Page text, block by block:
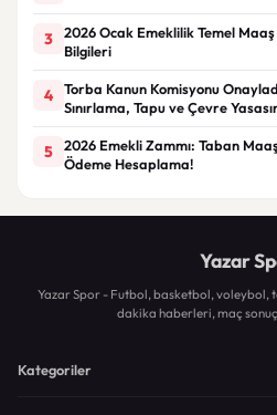
3
2026 Ocak Emeklilik Temel
Bilgileri
4
Torba Kanun Komisyonu
Sınırlama, Tapu ve Çevre
5
2026 Emekli Zammı: Taban
Ödeme Hesaplama!
Yazar
Yazar Spor - Futbol, basketbol, voleybol,
dakika haberleri, maç
Kategoriler